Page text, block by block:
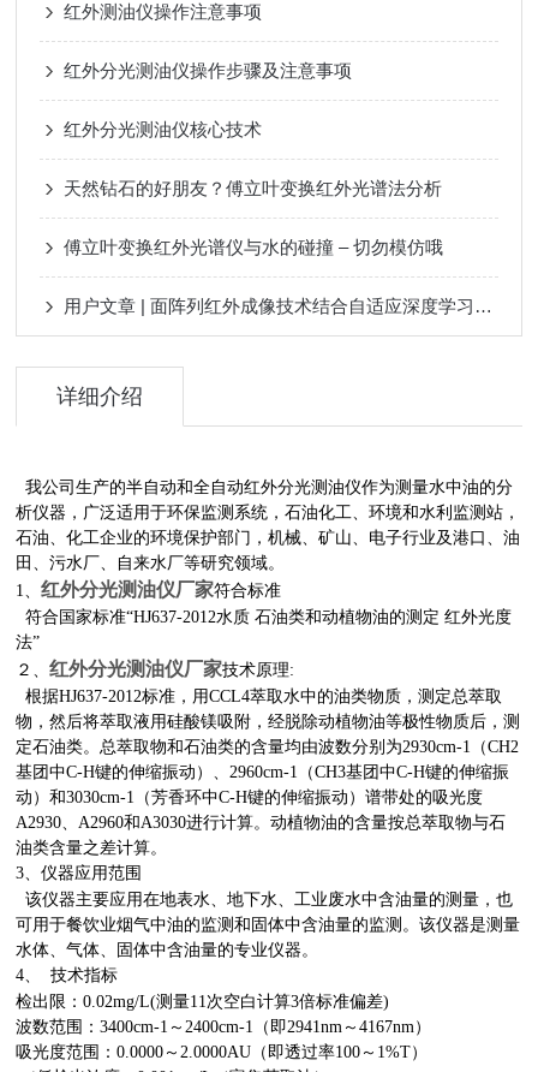
红外测油仪操作注意事项
红外分光测油仪操作步骤及注意事项
红外分光测油仪核心技术
天然钻石的好朋友？傅立叶变换红外光谱法分析
傅立叶变换红外光谱仪与水的碰撞 – 切勿模仿哦
用户文章 | 面阵列红外成像技术结合自适应深度学习AI，轻松破解微塑料识别
详细介绍
我公司生产的半自动和全自动红外分光测油仪作为测量水中油的分
析仪器，广泛适用于环保监测系统，石油化工、环境和水利监测站，
石油、化工企业的环境保护部门，机械、矿山、电子行业及港口、油
田、污水厂、自来水厂等研究领域。
1、红外分光测油仪厂家符合标准
符合国家标准“HJ637-2012水质 石油类和动植物油的测定 红外光度
法”
２、红外分光测油仪厂家技术原理:
根据HJ637-2012标准，用CCL4萃取水中的油类物质，测定总萃取
物，然后将萃取液用硅酸镁吸附，经脱除动植物油等极性物质后，测
定石油类。总萃取物和石油类的含量均由波数分别为2930cm-1（CH2
基团中C-H键的伸缩振动）、2960cm-1（CH3基团中C-H键的伸缩振
动）和3030cm-1（芳香环中C-H键的伸缩振动）谱带处的吸光度
A2930、A2960和A3030进行计算。动植物油的含量按总萃取物与石
油类含量之差计算。
3、仪器应用范围
该仪器主要应用在地表水、地下水、工业废水中含油量的测量，也
可用于餐饮业烟气中油的监测和固体中含油量的监测。该仪器是测量
水体、气体、固体中含油量的专业仪器。
4、 技术指标
检出限：0.02mg/L(测量11次空白计算3倍标准偏差)
波数范围：3400cm-1～2400cm-1（即2941nm～4167nm）
吸光度范围：0.0000～2.0000AU（即透过率100～1%T）